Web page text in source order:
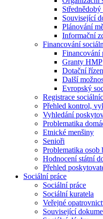
Související
Plánování
Informační
Financování
Financování
Granty HMP
Dotační
Další
Evropský
Registrace
Přehled kontrol,
Vyhledání
Problematika
Etnické menšiny
Senioři
Problematika osob
Hodnocení státní
Přehled
Sociální práce
Sociální práce
Sociální kuratela
Veřejné
Související